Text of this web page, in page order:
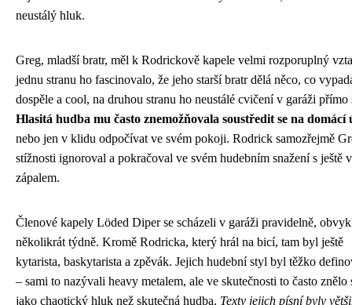
neustálý hluk.
Greg, mladší bratr, měl k Rodrickově kapele velmi rozporuplný
jednu stranu ho fascinovalo, že jeho starší bratr dělá něco, co
dospěle a cool, na druhou stranu ho neustálé cvičení v garáži přímo
Hlasitá hudba mu často znemožňovala soustředit se na domácí
nebo jen v klidu odpočívat ve svém pokoji. Rodrick samozřejmě
stížnosti ignoroval a pokračoval ve svém hudebním snažení s ještě
zápalem.
Členové kapely Löded Diper se scházeli v garáži pravidelně,
několikrát týdně. Kromě Rodricka, který hrál na bicí, tam byl ještě
kytarista, baskytarista a zpěvák. Jejich hudební styl byl těžko
– sami to nazývali heavy metalem, ale ve skutečnosti to často znělo
jako chaotický hluk než skutečná hudba. Texty jejich písní byly